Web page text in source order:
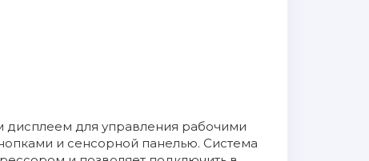
дисплеем для управления рабочими
и сенсорной панелью. Система